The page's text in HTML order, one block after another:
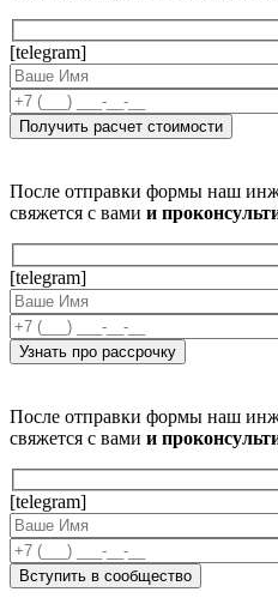
[telegram]
После отправки формы наш
свяжется с вами и
[telegram]
После отправки формы наш
свяжется с вами и
[telegram]